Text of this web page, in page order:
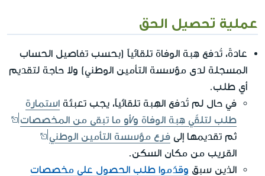
عملية تحصيل الحق
عادةً، تُدفع هِبة الوفاة تلقائياً (بحسب تفاصيل الحساب
المسجلة لدى مؤسسة التأمين الوطني) ولا حاجة لتقديم
أي طلب.
في حال لم تُدفع الهِبة تلقائياً، يجب تعبئة استمارة
طلب لتلقّي هِبة الوفاة و/أو ما تبقى من المخصصات
ثم تقديمها إلى فرع مؤسسة التأمين الوطني
القريب من مكان السكن.
الذين سبق وقدّموا طلب الحصول على مخصصات